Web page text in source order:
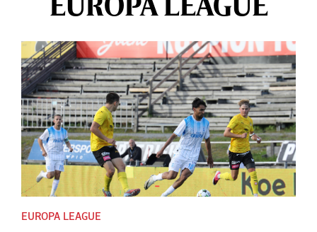
EUROPA LEAGUE